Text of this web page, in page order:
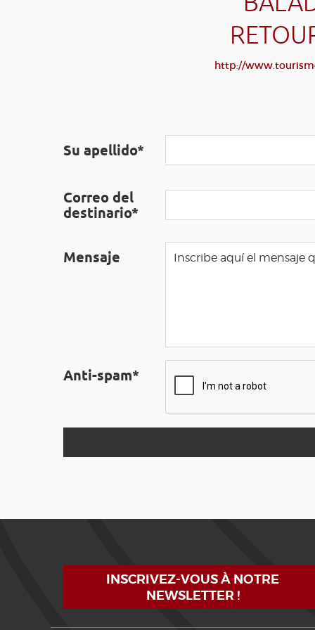
http://
Su apellido*
Correo del
destinario*
Mensaje
Anti-spam*
INSCRIVEZ-VOUS À NOTRE
NEWSLETTER !